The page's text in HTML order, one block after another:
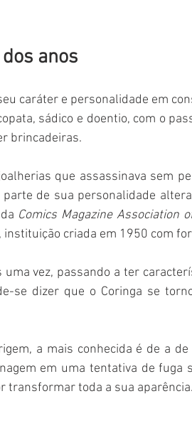
anos
caráter e personalidade em
sádico e doentio, com o
brincadeiras.
que assassinava sem
de sua personalidade
Comics Magazine Association
instituição criada em 1950 com
vez, passando a ter
se dizer que o Coringa se
a mais conhecida é de a
em uma tentativa de fuga
transformar toda a sua aparência.